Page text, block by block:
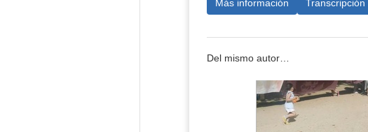
Más información Transcripción
Del mismo autor…